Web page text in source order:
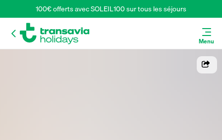
100€ offerts avec SOLEIL100 sur tous les séjours
Menu